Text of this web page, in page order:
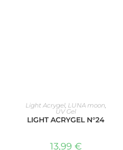
IN DEN WARENKORB
Light Acrygel LUNA moon
UV Gel
LIGHT ACRYGEL N°24
13,99 €